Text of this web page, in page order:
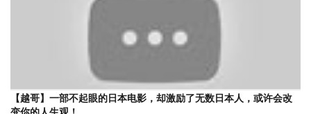
【越哥】一部不起眼的日本电影，却激励了无数日本人，或许会改
变你的人生观！